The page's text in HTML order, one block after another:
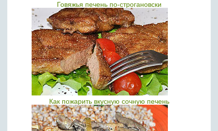
Говяжья печень по-строгановски
Как пожарить вкусную сочную печень